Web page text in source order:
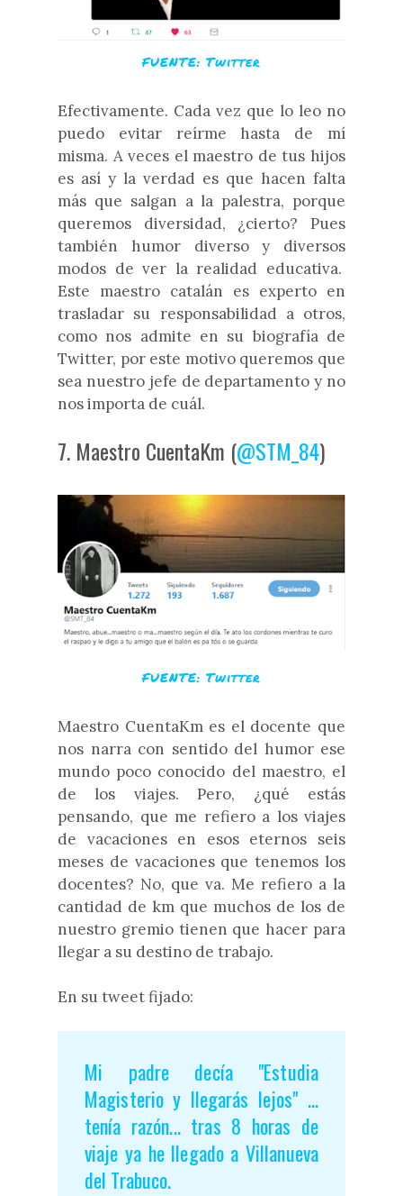
FUENTE: Twitter
Efectivamente. Cada vez que lo leo no
puedo evitar reírme hasta de mí
misma. A veces el maestro de tus hijos
es así y la verdad es que hacen falta
más que salgan a la palestra, porque
queremos diversidad, ¿cierto? Pues
también humor diverso y diversos
modos de ver la realidad educativa.
Este maestro catalán es experto en
trasladar su responsabilidad a otros,
como nos admite en su biografía de
Twitter, por este motivo queremos que
sea nuestro jefe de departamento y no
nos importa de cuál.
7. Maestro CuentaKm (@STM_84)
FUENTE: Twitter
Maestro CuentaKm es el docente que
nos narra con sentido del humor ese
mundo poco conocido del maestro, el
de los viajes. Pero, ¿qué estás
pensando, que me refiero a los viajes
de vacaciones en esos eternos seis
meses de vacaciones que tenemos los
docentes? No, que va. Me refiero a la
cantidad de km que muchos de los de
nuestro gremio tienen que hacer para
llegar a su destino de trabajo.
En su tweet fijado:
Mi padre decía "Estudia
Magisterio y llegarás lejos" ...
tenía razón... tras 8 horas de
viaje ya he llegado a Villanueva
del Trabuco.